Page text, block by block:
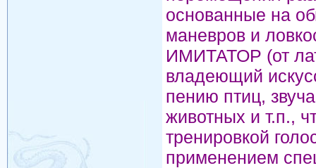
основанные на
маневров и
ИМИТАТОР (от
владеющий
пению птиц,
животных и т.п.,
тренировкой
применением